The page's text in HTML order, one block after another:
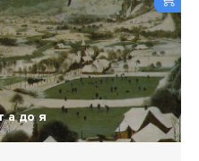
а до я